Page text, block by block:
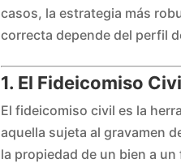
casos, la estrategia más
correcta depende del perfil
1. El Fideicomiso
El fideicomiso civil es la
aquella sujeta al gravamen
la propiedad de un bien a